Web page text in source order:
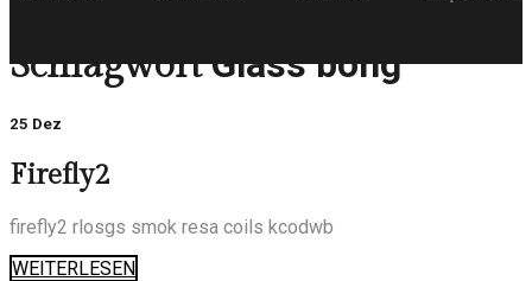
Schlagwort Glass bong
25 Dez
Firefly2
firefly2 rlosgs smok resa coils kcodwb
WEITERLESEN